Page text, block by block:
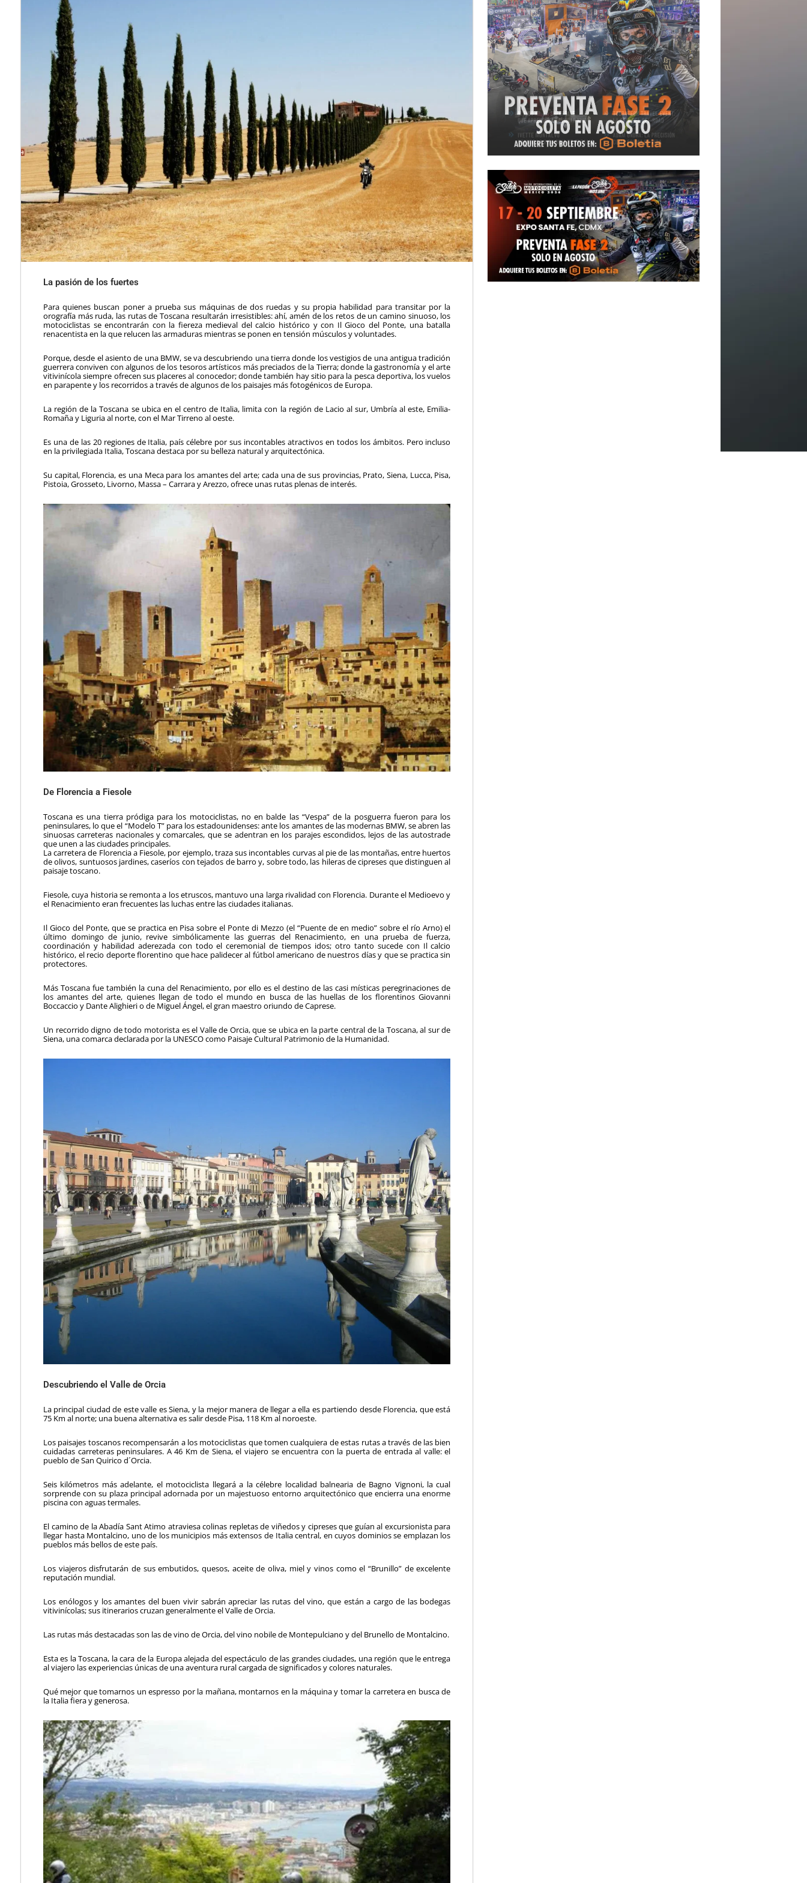
La pasión de los fuertes
Para quienes buscan poner a prueba sus máquinas de dos ruedas y su propia habilidad para transitar por la
orografía más ruda, las rutas de Toscana resultarán irresistibles: ahí, amén de los retos de un camino sinuoso, los
motociclistas se encontrarán con la fiereza medieval del calcio histórico y con Il Gioco del Ponte, una batalla
renacentista en la que relucen las armaduras mientras se ponen en tensión músculos y voluntades.
Porque, desde el asiento de una BMW, se va descubriendo una tierra donde los vestigios de una antigua tradición
guerrera conviven con algunos de los tesoros artísticos más preciados de la Tierra; donde la gas­tronomía y el arte
vitivinícola siempre ofrecen sus placeres al conocedor; donde también hay sitio para la pesca deportiva, los vuelos
en parapente y los recorridos a través de algunos de los paisajes más fotogénicos de Europa.
La región de la Toscana se ubica en el centro de Italia, limita con la región de Lacio al sur, Umbría al este, Emilia-
Romaña y Liguria al norte, con el Mar Tirreno al oeste.
Es una de las 20 regiones de Italia, país célebre por sus incontables atractivos en todos los ámbitos. Pero incluso
en la privi­legiada Italia, Toscana destaca por su belleza natural y arquitectónica.
Su capital, Florencia, es una Meca para los amantes del arte; cada una de sus provincias, Prato, Siena, Lucca, Pisa,
Pistoia, Grosseto, Livorno, Massa – Carrara y Arezzo, ofrece unas rutas plenas de interés.
De Florencia a Fiesole
Toscana es una tierra pródiga para los motociclistas, no en balde las “Ves­pa” de la posguerra fueron para los
peninsulares, lo que el “Modelo T” para los estadounidenses: ante los amantes de las modernas BMW, se abren las
sinuosas carreteras nacionales y comarcales, que se aden­tran en los parajes escondidos, lejos de las autostrade
que unen a las ciudades principales.
La carretera de Florencia a Fiesole, por ejemplo, traza sus incontables curvas al pie de las montañas, entre huertos
de olivos, suntuosos jar­dines, caseríos con tejados de barro y, sobre todo, las hileras de cipreses que distinguen al
paisaje toscano.
Fiesole, cuya historia se remonta a los etruscos, mantuvo una larga rivali­dad con Florencia. Durante el Medioevo y
el Renacimiento eran frecuentes las luchas entre las ciudades italianas.
Il Gioco del Ponte, que se practica en Pisa sobre el Ponte di Mezzo (el “Puente de en medio” sobre el río Arno) el
último domingo de junio, revive simbólicamente las guerras del Renacimiento, en una prueba de fuerza,
coordinación y ha­bilidad aderezada con todo el ceremonial de tiempos idos; otro tanto sucede con Il calcio
histórico, el recio deporte flo­rentino que hace palidecer al fútbol americano de nuestros días y que se practica sin
protectores.
Más Toscana fue también la cuna del Renacimiento, por ello es el destino de las casi místicas peregrinaciones de
los amantes del arte, quienes llegan de todo el mundo en busca de las huellas de los florentinos Giovanni
Boccaccio y Dante Alighieri o de Miguel Ángel, el gran maestro oriundo de Caprese.
Un recorrido digno de todo motorista es el Valle de Orcia, que se ubica en la parte central de la Toscana, al sur de
Siena, una comarca declarada por la UNESCO como Paisaje Cultural Patrimonio de la Humanidad.
Descubriendo el Valle de Orcia
La principal ciudad de este valle es Siena, y la mejor manera de llegar a ella es partiendo desde Florencia, que está
75 Km al norte; una buena alternativa es salir desde Pisa, 118 Km al noroeste.
Los paisajes toscanos recompensarán a los mo­tociclistas que tomen cualquiera de estas rutas a través de las bien
cuidadas carreteras peninsulares. A 46 Km de Siena, el viajero se encuentra con la puerta de entrada al valle: el
pueblo de San Quirico d´Orcia.
Seis kilómetros más adelante, el motociclista llegará a la célebre localidad balnearia de Bagno Vignoni, la cual
sorprende con su plaza principal adornada por un majestuoso entorno arquitectónico que encierra una enorme
piscina con aguas termales.
El camino de la Abadía Sant Atimo atraviesa colinas repletas de viñedos y cipreses que guían al excursionista para
lle­gar hasta Montalcino, uno de los municipios más extensos de Italia central, en cuyos dominios se emplazan los
pueb­los más bellos de este país.
Los viajeros disfrutarán de sus embutidos, quesos, aceite de oliva, miel y vinos como el “Brunillo” de excelente
reputación mundial.
Los enólogos y los amantes del buen vivir sabrán apreciar las rutas del vino, que están a cargo de las bodegas
vitivinícolas; sus itinerarios cruzan generalmente el Valle de Orcia.
Las rutas más destacadas son las de vino de Orcia, del vino nobile de Montepul­ciano y del Brunello de Montalcino.
Esta es la Toscana, la cara de la Europa alejada del espectáculo de las grandes ciudades, una región que le entrega
al viajero las experiencias únicas de una aventura rural cargada de significados y colores naturales.
Qué mejor que tomarnos un espresso por la mañana, montarnos en la máquina y tomar la carretera en busca de
la Italia fiera y generosa.